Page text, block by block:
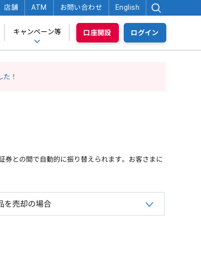
キャンペーン等 口座開設 ログイン
店舗 ATM お問い合わせ English
！
券との間で自動的に振り替えられます。お客さまに
を売却の場合